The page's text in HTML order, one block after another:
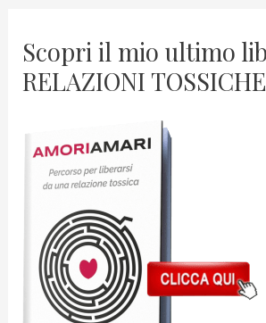
Scopri il mio ultimo
RELAZIONI TOSSICHE